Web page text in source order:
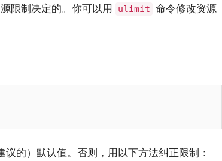
限制决定的。你可以用 ulimit 命令修改资源
议的）默认值。否则，用以下方法纠正限制：